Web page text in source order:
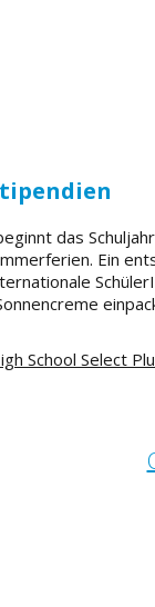
das
. Ein
SchülerI
School Select